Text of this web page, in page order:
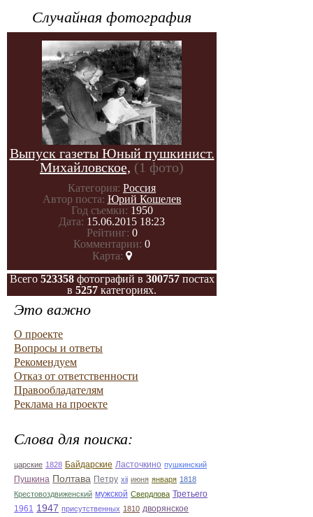
Случайная фотография
Выпуск газеты Юный пушкинист.
Михайловское, (1 фото)
Категория: Россия
Автор поста: Юрий Кошелев
Год съемки: 1950
Дата: 15.06.2015 18:23
Рейтинг: 0
Комментарии: 0
Карта:
Всего 523358фотографий в 300757постах
в 5257 категориях.
Это важно
О проекте
Вопросы и ответы
Рекомендуем
Отказ от ответственности
Правообладателям
Реклама на проекте
Слова для поиска:
царские 1828 Байдарские Ласточкино пушкинский
Пушкина Полтава Петру xii июня января 1818
Крестовоздвиженский мужской Свердлова Третьего
1961 1947 присутственных 1810 дворянское